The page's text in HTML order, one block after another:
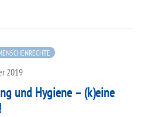
2019
und Hygiene – (k)eine